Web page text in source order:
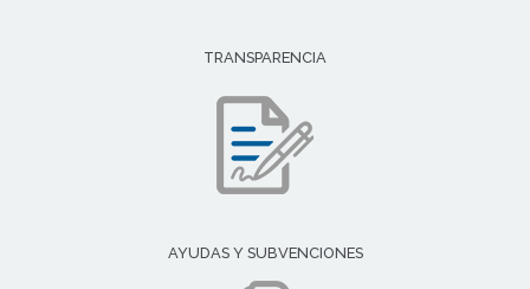
TRANSPARENCIA
AYUDAS Y SUBVENCIONES